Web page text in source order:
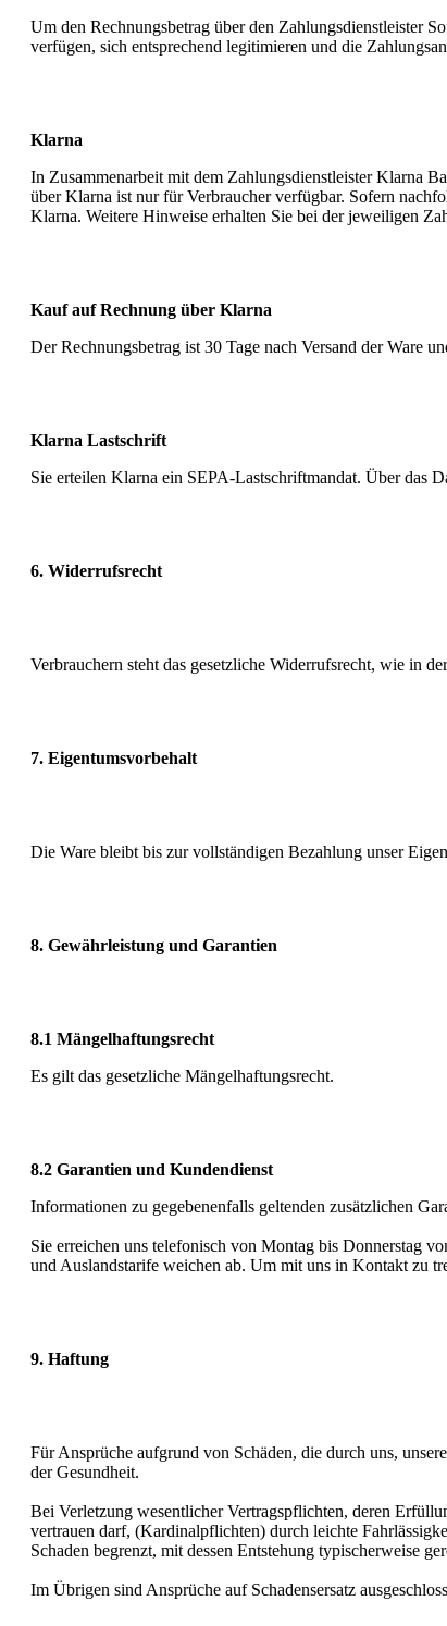
Um den Rechnungsbetrag über den Zahlungsdienstleister
verfügen, sich entsprechend legitimieren und die
Klarna
In Zusammenarbeit mit dem Zahlungsdienstleister Klarna
über Klarna ist nur für Verbraucher verfügbar. Sofern
Klarna. Weitere Hinweise erhalten Sie bei der jeweiligen
Kauf auf Rechnung über Klarna
Der Rechnungsbetrag ist 30 Tage nach Versand der Ware
Klarna Lastschrift
Sie erteilen Klarna ein SEPA-Lastschriftmandat. Über das
6. Widerrufsrecht
Verbrauchern steht das gesetzliche Widerrufsrecht, wie in
7. Eigentumsvorbehalt
Die Ware bleibt bis zur vollständigen Bezahlung unser
8. Gewährleistung und Garantien
8.1 Mängelhaftungsrecht
Es gilt das gesetzliche Mängelhaftungsrecht.
8.2 Garantien und Kundendienst
Informationen zu gegebenenfalls geltenden zusätzlichen
Sie erreichen uns telefonisch von Montag bis Donnerstag
und Auslandstarife weichen ab. Um mit uns in Kontakt zu
9. Haftung
Für Ansprüche aufgrund von Schäden, die durch uns,
der Gesundheit.
Bei Verletzung wesentlicher Vertragspflichten, deren
vertrauen darf, (Kardinalpflichten) durch leichte
Schaden begrenzt, mit dessen Entstehung typischerweise
Im Übrigen sind Ansprüche auf Schadensersatz